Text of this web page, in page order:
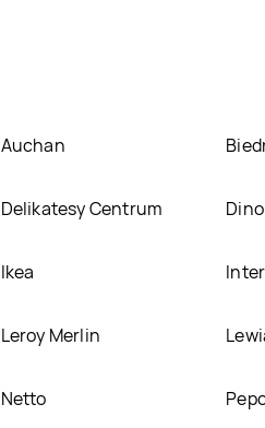
Auchan
Delikatesy Centrum Dino
Ikea
Leroy Merlin
Netto